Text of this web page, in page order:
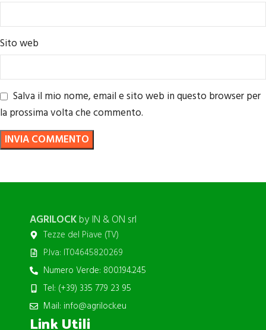
Sito web
Salva il mio nome, email e sito web in questo browser per
la prossima volta che commento.
AGRILOCKby IN & ON srl
Tezze del Piave (TV)
P.Iva: IT04645820269
Numero Verde: 800.194.245
Tel: (+39) 335 779 23 95
Mail: info@agrilock.eu
Link Utili